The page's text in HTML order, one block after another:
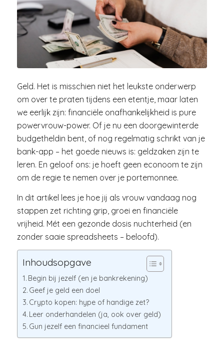
Geld. Het is misschien niet het leukste onderwerp
om over te praten tijdens een etentje, maar laten
we eerlijk zijn: financiële onafhankelijkheid is pure
powervrouw-power. Of je nu een doorgewinterde
budgetheldin bent, of nog regelmatig schrikt van je
bank-app – het goede nieuws is: geldzaken zijn te
leren. En geloof ons: je hoeft geen econoom te zijn
om de regie te nemen over je portemonnee.
In dit artikel lees je hoe jij als vrouw vandaag nog
stappen zet richting grip, groei en financiële
vrijheid. Mét een gezonde dosis nuchterheid (en
zonder saaie spreadsheets – beloofd).
Inhoudsopgave
Begin bij jezelf (en je bankrekening)
Geef je geld een doel
Crypto kopen: hype of handige zet?
Leer onderhandelen (ja, ook over geld)
Gun jezelf een financieel fundament